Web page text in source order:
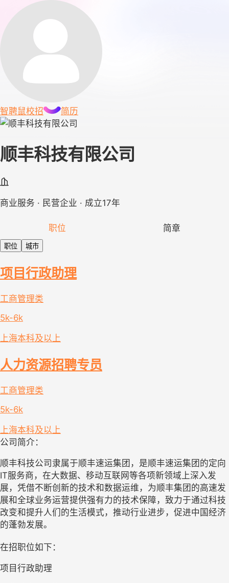
智聘鼠校招 简历
顺丰科技有限公司
商业服务 · 民营企业 · 成立17年
职位 简章
职位 城市
项目行政助理
工商管理类
5k-6k
上海本科及以上
人力资源招聘专员
工商管理类
5k-6k
上海本科及以上
公司简介：
顺丰科技公司隶属于顺丰速运集团，是顺丰速运集团的定向
IT服务商，在大数据、移动互联网等各项新领域上深入发
展，凭借不断创新的技术和数据运维，为顺丰集团的高速发
展和全球业务运营提供强有力的技术保障，致力于通过科技
改变和提升人们的生活模式，推动行业进步，促进中国经济
的蓬勃发展。
在招职位如下：
项目行政助理